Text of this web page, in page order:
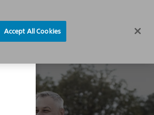
de pacientes
Accept All Cookies